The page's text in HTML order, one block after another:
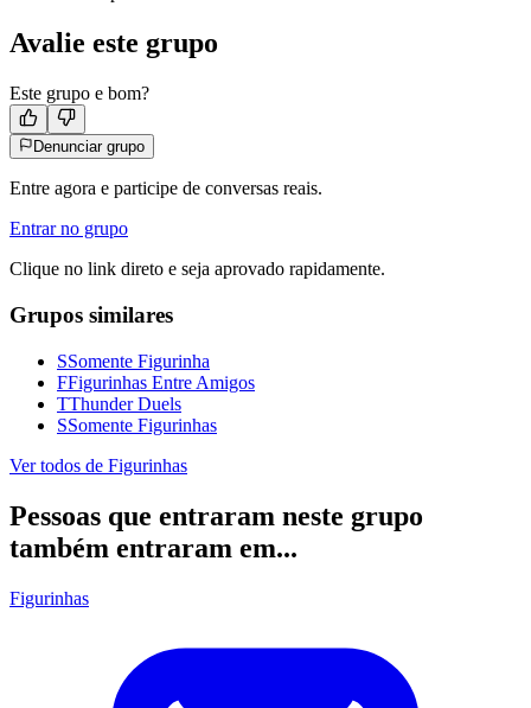
Avalie este grupo
Este grupo e bom?
Denunciar grupo
Entre agora e participe de conversas reais.
Entrar no grupo
Clique no link direto e seja aprovado rapidamente.
Grupos similares
SSomente Figurinha
FFigurinhas Entre Amigos
TThunder Duels
SSomente Figurinhas
Ver todos de Figurinhas
Pessoas que entraram neste grupo
também entraram em...
Figurinhas